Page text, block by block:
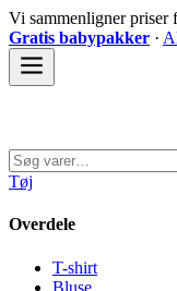
Spring
til
indhold
Vi sammenligner priser
Gratis babypakker ·
Søg
efter:
Tøj
Overdele
T-shirt
Bluse